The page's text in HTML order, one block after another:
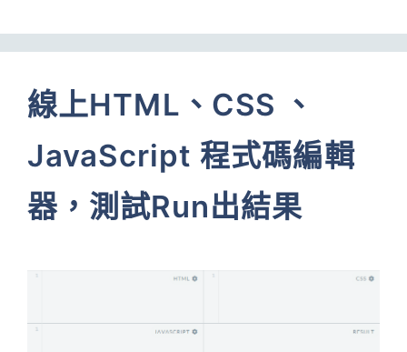
線上HTML、CSS 、
JavaScript 程式碼編輯
器，測試Run出結果